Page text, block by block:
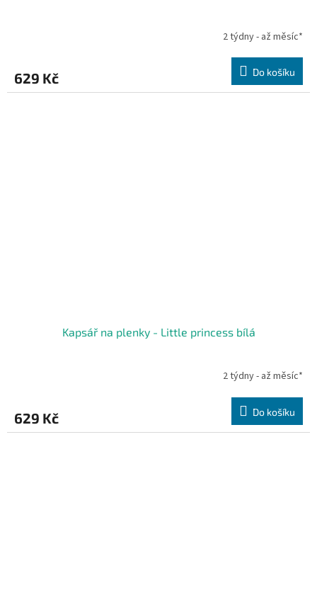
2 týdny - až měsíc*
629 Kč Do košíku
Kapsář na plenky - Little princess bílá
2 týdny - až měsíc*
629 Kč Do košíku